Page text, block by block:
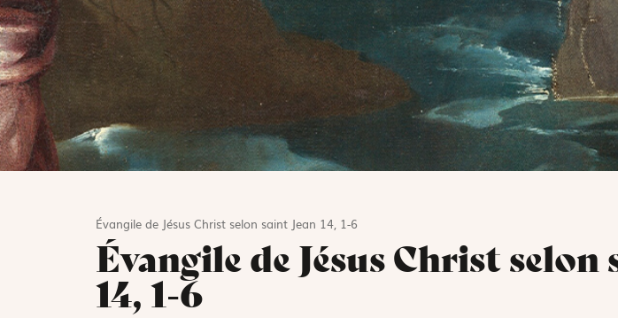
Évangile de Jésus Christ selon saint Jean 14, 1-6
Évangile de Jésus Christ selon
14, 1-6